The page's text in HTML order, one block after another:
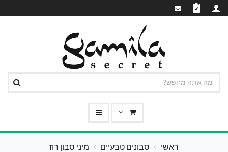
ראשי סבונים טבעיים מיני סבון רוז